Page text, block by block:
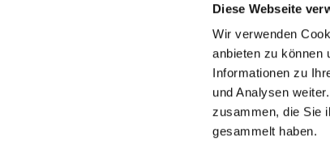
Diese Webseite
Wir verwenden
anbieten zu können
Informationen zu
und Analysen
zusammen, die Sie
gesammelt haben.
Grundsätze der Datenverarbeitung